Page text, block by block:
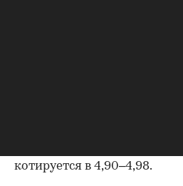
котируется в 4,90–4,98.